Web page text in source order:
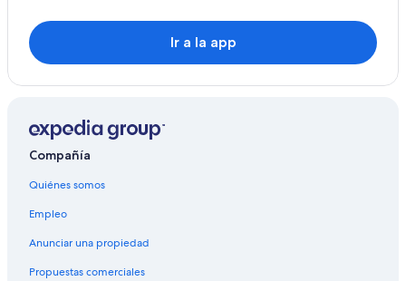
Ir a la app
Compañía
Quiénes somos
Empleo
Anunciar una propiedad
Propuestas comerciales